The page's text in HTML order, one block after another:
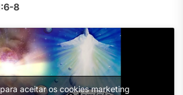
8
aceitar os cookies marketing